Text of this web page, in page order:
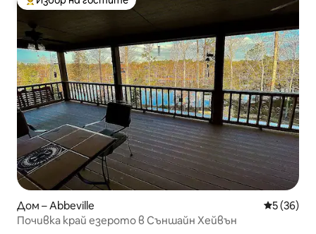
Най-популярен избор на гостите
Дом – Abbeville Средна
5 (36)
Почивка край езерото в Съншайн Хейвън